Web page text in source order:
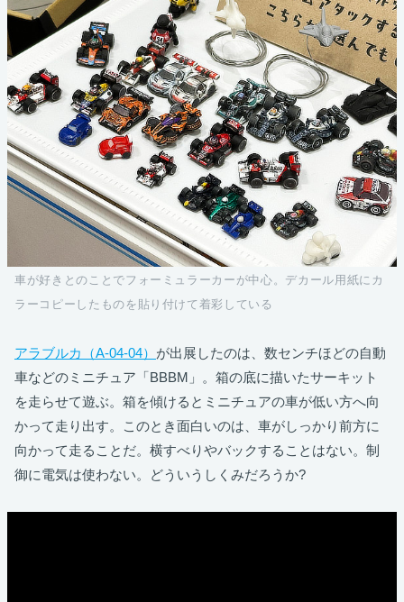
車が好きとのことでフォーミュラーカーが中心。デカール用紙にカ
ラーコピーしたものを貼り付けて着彩している
アラブルカ（A-04-04） が出展したのは、数センチほどの自動
車などのミニチュア「BBBM」。箱の底に描いたサーキット
を走らせて遊ぶ。箱を傾けるとミニチュアの車が低い方へ向
かって走り出す。このとき面白いのは、車がしっかり前方に
向かって走ることだ。横すべりやバックすることはない。制
御に電気は使わない。どういうしくみだろうか?